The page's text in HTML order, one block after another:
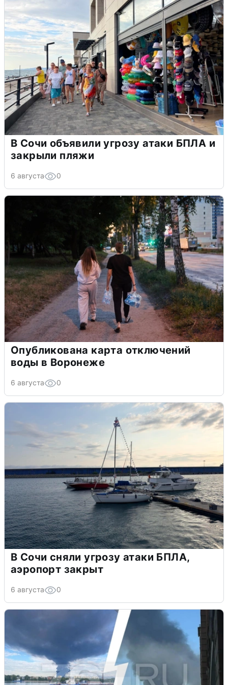
В Сочи объявили угрозу атаки БПЛА и
закрыли пляжи
6 августа 0
Опубликована карта отключений
воды в Воронеже
6 августа 0
В Сочи сняли угрозу атаки БПЛА,
аэропорт закрыт
6 августа 0